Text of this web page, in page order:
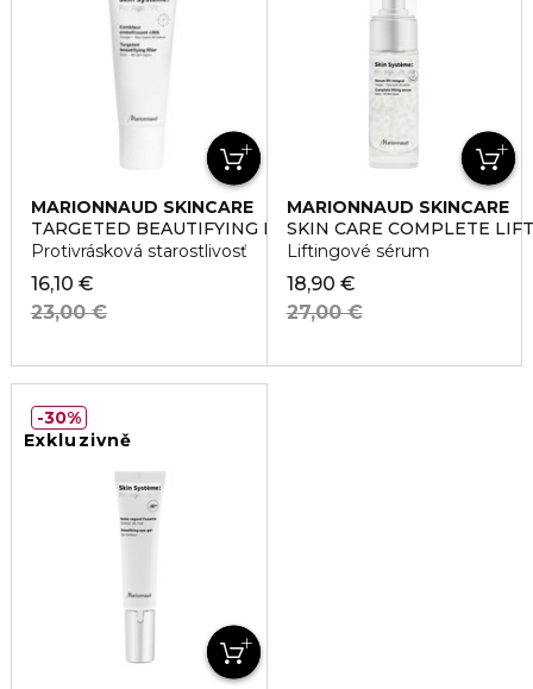
MARIONNAUD SKINCARE
TARGETED BEAUTIFYING FILLER
Protivrásková starostlivosť
16,10 €
23,00 €
MARIONNAUD SKINCARE
SKIN CARE COMPLETE
Liftingové sérum
18,90 €
27,00 €
Exkluzivně
30%